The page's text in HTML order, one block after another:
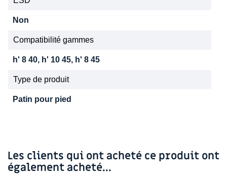
Non
Compatibilité gammes
h' 8 40, h' 10 45, h' 8 45
Type de produit
Patin pour pied
Les clients qui ont acheté ce produit ont
également acheté...